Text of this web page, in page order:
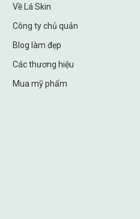
Về Lá Skin
Công ty chủ quản
Blog làm đẹp
Các thương hiệu
Mua mỹ phẩm